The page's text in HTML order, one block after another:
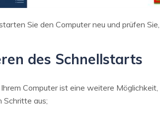
Sie den Computer neu und prüfen
des Schnellstarts
Computer ist eine weitere
Schritte aus;